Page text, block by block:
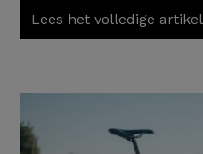
Lees het volledige artikel